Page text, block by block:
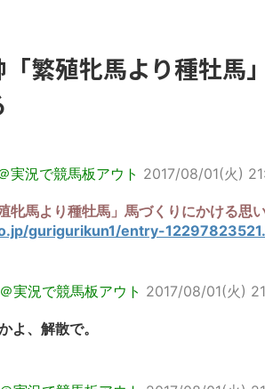
繁殖牝馬より種牡馬
実況で競馬板アウト 2017/08/01(火)
牝馬より種牡馬」馬づくりにかける思
gurigurikun1/entry-
実況で競馬板アウト 2017/08/01(火)
、解散で。